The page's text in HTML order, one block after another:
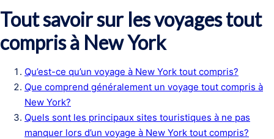
Tout savoir sur les voyages tout
compris à New York
Qu’est-ce qu’un voyage à New York tout compris?
Que comprend généralement un voyage tout compris à
New York?
Quels sont les principaux sites touristiques à ne pas
manquer lors d’un voyage à New York tout compris?